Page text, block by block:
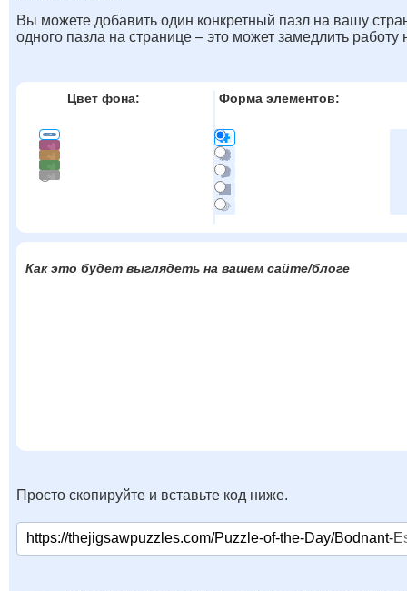
Вы можете добавить один конкретный пазл на вашу
одного пазла на странице – это может замедлить
Цвет фона: Форма элементов:
Как это будет выглядеть на вашем сайте/блоге
Просто скопируйте и вставьте код ниже.